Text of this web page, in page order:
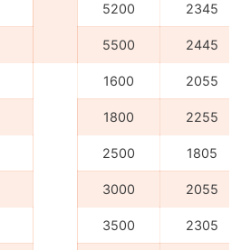
5200 2345
5500 2445
1600 2055
1800 2255
2500 1805
3000 2055
3500 2305